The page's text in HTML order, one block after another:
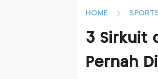
HOME
3 Sirkuit
Pernah